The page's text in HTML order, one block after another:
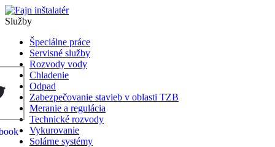
Služby
Špeciálne práce
Servisné služby
Rozvody vody
Chladenie
Odpad
Zabezpečovanie stavieb v oblasti TZB
Meranie a regulácia
Technické rozvody
Vykurovanie
Solárne systémy